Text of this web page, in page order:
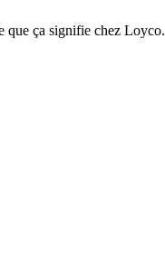
que ça signifie chez Loyco.